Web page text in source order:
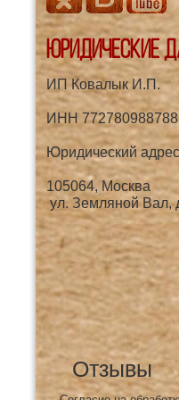
Юридические
ИП Ковалык И.П.
ИНН 772780988788
Юридический
105064, Москва
ул. Земляной Вал,
Отзывы